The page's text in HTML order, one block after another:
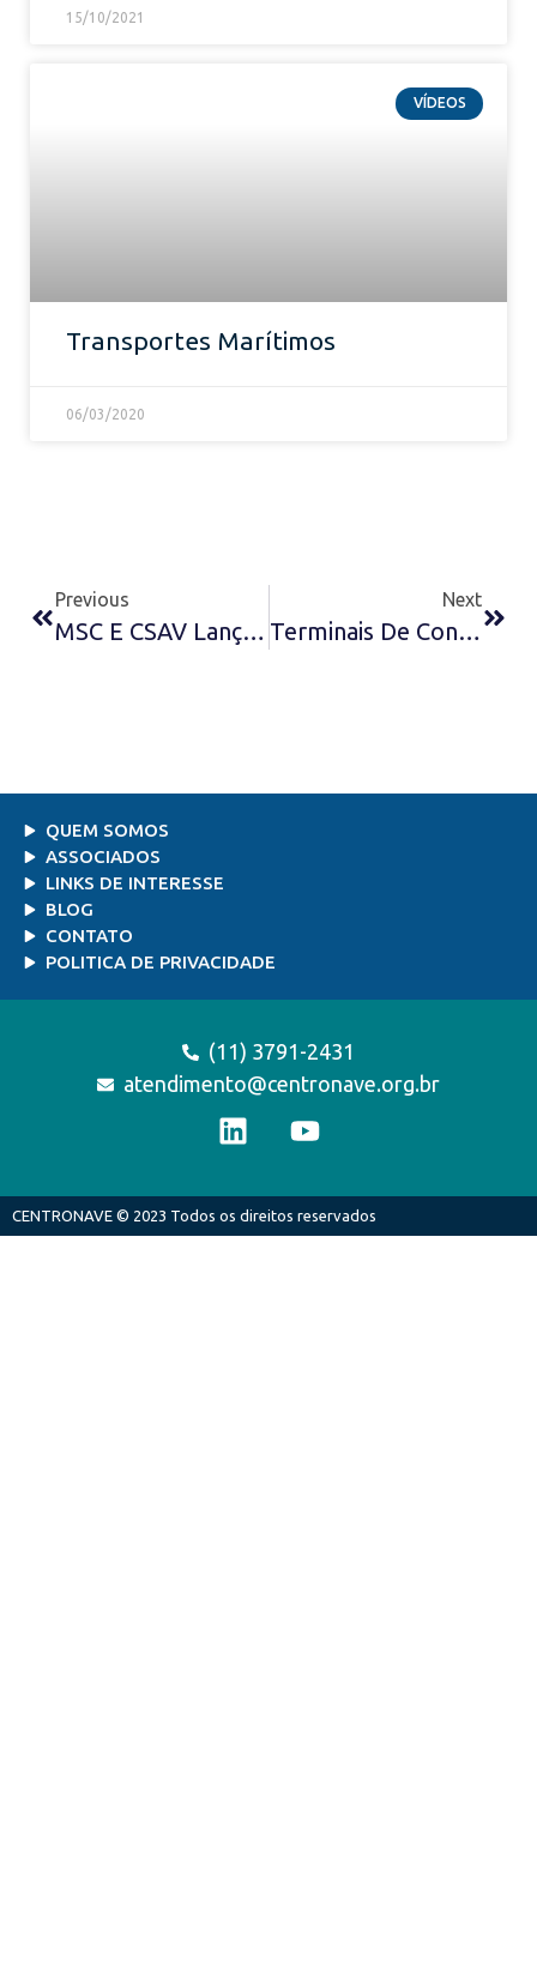
15/10/2021
VÍDEOS
Transportes Marítimos
06/03/2020
Previous
MSC E CSAV Lançarão Serviço Índia-Europa – Guia Marítimo
Next
Terminais De Contêiner Têm Déficit De US$ 4 Bi – Agência Estado
QUEM SOMOS
ASSOCIADOS
LINKS DE INTERESSE
BLOG
CONTATO
POLITICA DE PRIVACIDADE
(11) 3791-2431
atendimento@centronave.org.br
CENTRONAVE © 2023 Todos os direitos reservados